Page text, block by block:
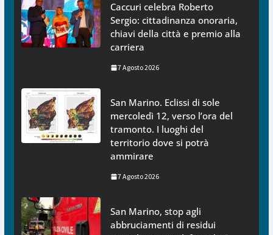
Caccuri celebra Roberto
Sergio: cittadinanza onoraria,
chiavi della città e premio alla
carriera
7 Agosto 2026
San Marino. Eclissi di sole
mercoledì 12, verso l’ora del
tramonto. I luoghi del
territorio dove si potrà
ammirare
7 Agosto 2026
San Marino, stop agli
abbruciamenti di residui